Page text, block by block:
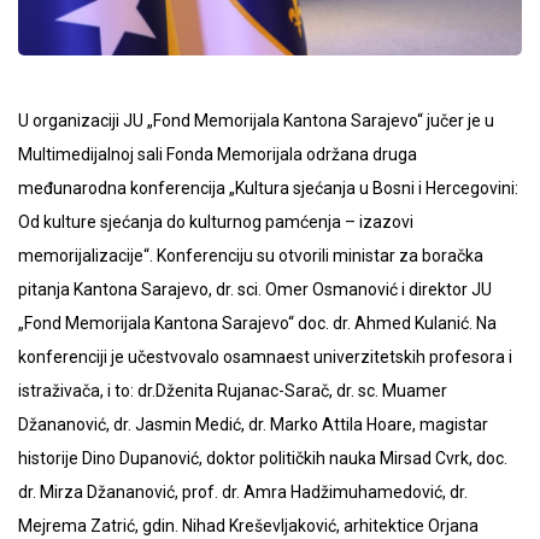
U organizaciji JU „Fond Memorijala Kantona Sarajevo“ jučer je u
Multimedijalnoj sali Fonda Memorijala održana druga
međunarodna konferencija „Kultura sjećanja u Bosni i Hercegovini:
Od kulture sjećanja do kulturnog pamćenja – izazovi
memorijalizacije“. Konferenciju su otvorili ministar za boračka
pitanja Kantona Sarajevo, dr. sci. Omer Osmanović i direktor JU
„Fond Memorijala Kantona Sarajevo“ doc. dr. Ahmed Kulanić. Na
konferenciji je učestvovalo osamnaest univerzitetskih profesora i
istraživača, i to: dr.Dženita Rujanac-Sarač, dr. sc. Muamer
Džananović, dr. Jasmin Medić, dr. Marko Attila Hoare, magistar
historije Dino Dupanović, doktor političkih nauka Mirsad Cvrk, doc.
dr. Mirza Džananović, prof. dr. Amra Hadžimuhamedović, dr.
Mejrema Zatrić, gdin. Nihad Kreševljaković, arhitektice Orjana